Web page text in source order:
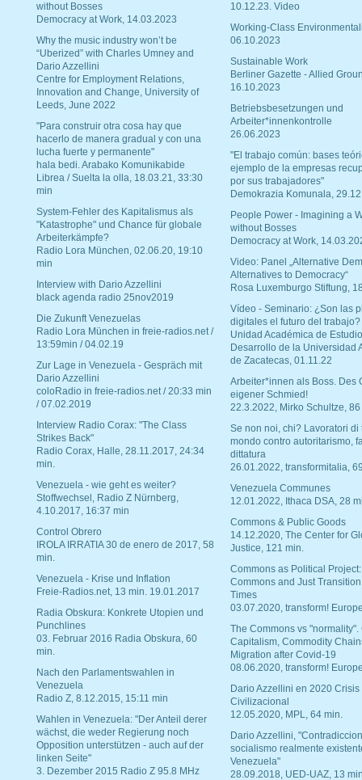
without Bosses
Democracy at Work, 14.03.2023
Why the music industry won’t be
“Uberized” with Charles Umney and
Dario Azzellini
Centre for Employment Relations,
Innovation and Change, University of
Leeds, June 2022
"Para construir otra cosa hay que
hacerlo de manera gradual y con una
lucha fuerte y permanente"
hala bedi. Arabako Komunikabide
Librea / Suelta la olla, 18.03.21, 33:30
min
System-Fehler des Kapitalismus als
"Katastrophe" und Chance für globale
Arbeiterkämpfe?
Radio Lora München, 02.06.20, 19:10
min
Interview with Dario Azzellini
black agenda radio 25nov2019
Die Zukunft Venezuelas
Radio Lora München in freie-radios.net /
13:59min / 04.02.19
Zur Lage in Venezuela - Gespräch mit
Dario Azzellini
coloRadio in freie-radios.net / 20:33 min
/ 07.02.2019
Interview Radio Corax: "The Class
Strikes Back"
Radio Corax, Halle, 28.11.2017, 24:34
min.
Venezuela - wie geht es weiter?
Stoffwechsel, Radio Z Nürnberg,
4.10.2017, 16:37 min
Control Obrero
IROLA IRRATIA 30 de enero de 2017, 58
min.
Venezuela - Krise und Inflation
Freie-Radios.net, 13 min. 19.01.2017
Radia Obskura: Konkrete Utopien und
Punchlines
03. Februar 2016 Radia Obskura, 60
min.
Nach den Parlamentswahlen in
Venezuela
Radio Z, 8.12.2015, 15:11 min
Wahlen in Venezuela: "Der Anteil derer
wächst, die weder Regierung noch
Opposition unterstützen - auch auf der
linken Seite"
3. Dezember 2015 Radio Z 95.8 MHz
10.12.23. Video
Working-Class
06.10.2023
Sustainable Work
Berliner Gazette - Allied
16.10.2023
Betriebsbesetzungen und
Arbeiter*innenkontrolle
26.06.2023
"El trabajo común: bases
ejemplo de la empresas
por sus trabajadores"
Demokrazia Komunala,
People Power - Imagining a
without Bosses
Democracy at Work,
Video: Panel „Alternative
Alternatives to Democracy“
Rosa Luxemburgo Stiftung,
Vídeo - Seminario: ¿Son las
digitales el futuro del trabajo?
Unidad Académica de
Desarrollo de la Universidad
de Zacatecas, 01.11.22
Arbeiter*innen als Boss. Des
eigener Schmied!
22.3.2022, Mirko Schultze, 86
Se non noi, chi? Lavoratori di
mondo contro autoritarismo,
dittatura
26.01.2022, transformitalia,
Venezuela Communes
12.01.2022, Ithaca DSA, 28
Commons & Public Goods
14.12.2020, The Center for
Justice, 121 min.
Commons as Political Project:
Commons and Just
Times
03.07.2020, transform!
The Commons vs "normality".
Capitalism, Commodity
Migration after Covid-19
08.06.2020, transform!
Dario Azzellini en 2020 Crisis
Civilizacional
12.05.2020, MPL, 64 min.
Dario Azzellini,
socialismo realmente
Venezuela"
28.09.2018, UED-UAZ, 13